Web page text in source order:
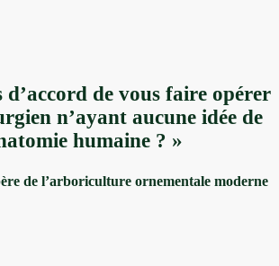
d’accord de vous faire opérer
n’ayant aucune idée de
humaine ? »
de l’arboriculture ornementale moderne